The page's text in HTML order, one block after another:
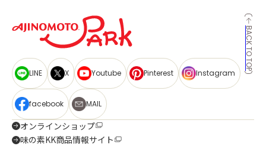
BACK TO TOP
LINE X Youtube Pinterest Instagram
facebook MAIL
オンラインショップ
味の素KK商品情報サイト